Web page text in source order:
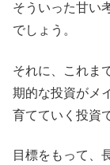
そういった甘い
でしょう。
それに、これま
期的な投資がメ
育てていく投資
目標をもって、